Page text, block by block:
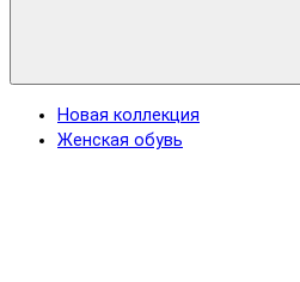
Новая коллекция
Женская обувь